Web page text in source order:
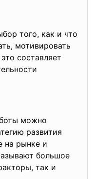
того, как и что
мотивировать
составляет
можно
развития
на рынке и
большое
так и